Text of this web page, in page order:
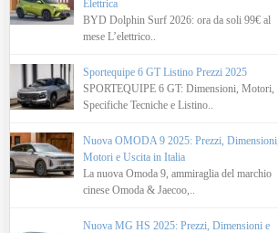
Elettrica
BYD Dolphin Surf 2026: ora da soli 99€ al
mese L’elettrico..
Sportequipe 6 GT Listino Prezzi 2025
SPORTEQUIPE 6 GT: Dimensioni, Motori,
Specifiche Tecniche e Listino..
Nuova OMODA 9 2025: Prezzi, Dimensioni,
Motori e Uscita in Italia
La nuova Omoda 9, ammiraglia del marchio
cinese Omoda & Jaecoo,..
Nuova MG HS 2025: Prezzi, Dimensioni e